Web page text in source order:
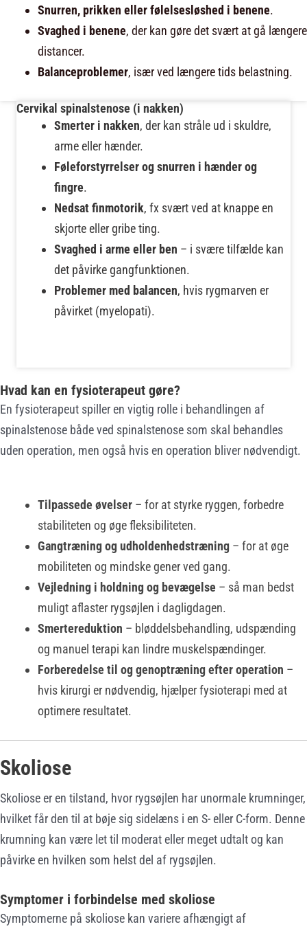
Snurren, prikken eller følelsesløshed i benene.
Svaghed i benene, der kan gøre det svært at gå længere
distancer.
Balanceproblemer, især ved længere tids belastning.
Cervikal spinalstenose (i nakken)
Smerter i nakken, der kan stråle ud i skuldre,
arme eller hænder.
Føleforstyrrelser og snurren i hænder og
fingre.
Nedsat finmotorik, fx svært ved at knappe en
skjorte eller gribe ting.
Svaghed i arme eller ben – i svære tilfælde kan
det påvirke gangfunktionen.
Problemer med balancen, hvis rygmarven er
påvirket (myelopati).
Hvad kan en fysioterapeut gøre?
En fysioterapeut spiller en vigtig rolle i behandlingen af
spinalstenose både ved spinalstenose som skal behandles
uden operation, men også hvis en operation bliver nødvendigt.
Tilpassede øvelser– for at styrke ryggen, forbedre
stabiliteten og øge fleksibiliteten.
Gangtræning og udholdenhedstræning– for at øge
mobiliteten og mindske gener ved gang.
Vejledning i holdning og bevægelse – så man bedst
muligt aflaster rygsøjlen i dagligdagen.
Smertereduktion – bløddelsbehandling, udspænding
og manuel terapi kan lindre muskelspændinger.
Forberedelse til og genoptræning efter operation –
hvis kirurgi er nødvendig, hjælper fysioterapi med at
optimere resultatet.
Skoliose
Skoliose er en tilstand, hvor rygsøjlen har unormale krumninger,
hvilket får den til at bøje sig sidelæns i en S- eller C-form. Denne
krumning kan være let til moderat eller meget udtalt og kan
påvirke en hvilken som helst del af rygsøjlen.
Symptomer i forbindelse med skoliose
Symptomerne på skoliose kan variere afhængigt af